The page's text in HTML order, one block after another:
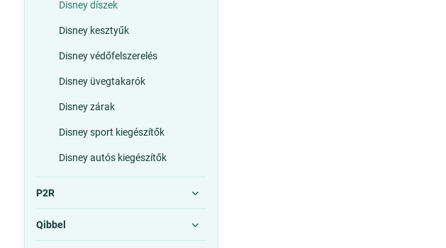
Disney díszek
Disney kesztyűk
Disney védőfelszerelés
Disney üvegtakarók
Disney zárak
Disney sport kiegészítők
Disney autós kiegészítők
P2R
Qibbel